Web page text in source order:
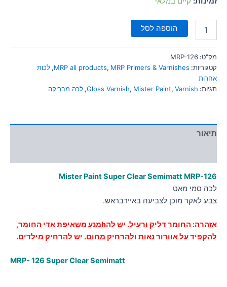
כל
הוספה לסל
מק"ט: MRP-126
קטגוריות:
MRP all products, MRP Primers & Varnishes
, לכות
אחרות
תגיות:
Gloss Varnish, Mister Paint, Varnish
, לכה מבריקה
תיאור
Mister Paint Super Clear Semimatt MRP-126
לכה סמי מאט
צבע לאקר מוכן לצביעה באיירבראש.
אזהרה: החומר דליק ורעיל. יש להhמנע משאיפת אדי החומר,
להקפיד על אוורור נאות ולהרחיק מחום. יש להרחיק מילדים.
MRP- 126 Super Clear Semimatt